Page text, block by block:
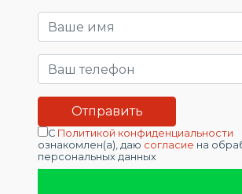
С Политикой конфиденциальности
ознакомлен(а), даю согласие на
персональных данных